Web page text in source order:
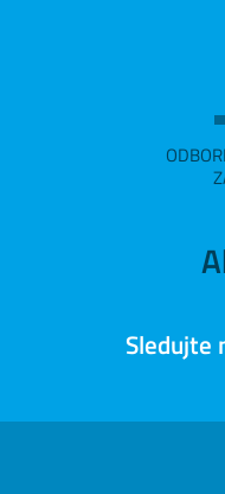
Sledujte